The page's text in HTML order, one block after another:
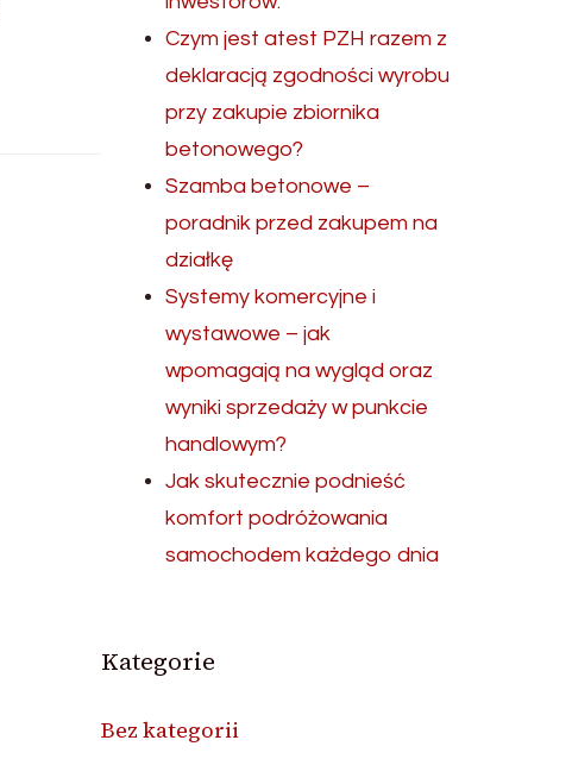
Czym jest atest PZH razem z
deklaracją zgodności wyrobu
przy zakupie zbiornika
betonowego?
Szamba betonowe –
poradnik przed zakupem na
działkę
Systemy komercyjne i
wystawowe – jak
wpomagają na wygląd oraz
wyniki sprzedaży w punkcie
handlowym?
Jak skutecznie podnieść
komfort podróżowania
samochodem każdego dnia
Kategorie
Bez kategorii